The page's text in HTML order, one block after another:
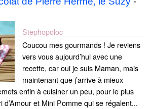
Stephopoloc
Coucou mes gourmands ! Je reviens
vers vous aujourd’hui avec une
recette, car oui je suis Maman, mais
maintenant que j’arrive à mieux
enfin à cuisiner un peu, pour le plus
d’Amour et Mini Pomme qui se régalent...